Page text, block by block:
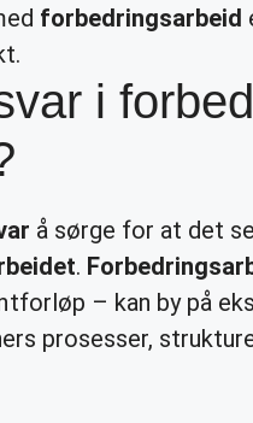
forbedringsarbeid
i
å sørge for at det
.
– kan by på
prosesser,